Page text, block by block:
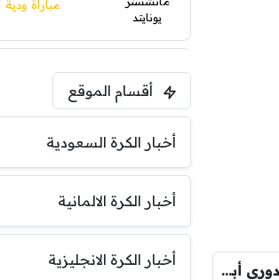
أرقام كفاراتسخيليا ضد تشيلسي في دوري أبطال أوروبا
يونايتد
مباراة ودية
فرينتسفاروشي
1
)
برشلونة
0
أقسام الموقع
أخبار الكرة السعودية
أخبار الكرة الالمانية
أخبار الكرة الانجليزية